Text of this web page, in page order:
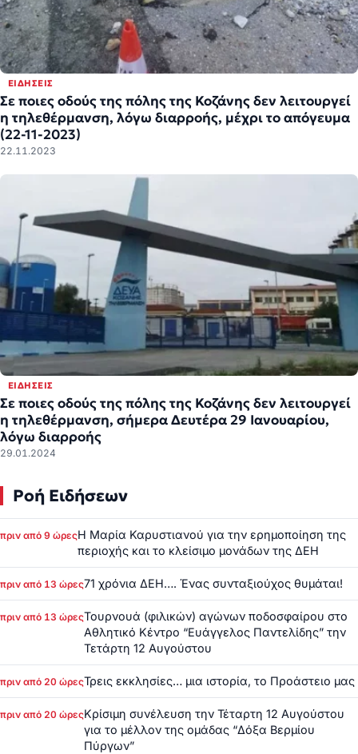
ΕΙΔΉΣΕΙΣ
Σε ποιες οδούς της πόλης της Κοζάνης δεν λειτουργεί
η τηλεθέρμανση, λόγω διαρροής, μέχρι το απόγευμα
(22-11-2023)
22.11.2023
ΕΙΔΉΣΕΙΣ
Σε ποιες οδούς της πόλης της Κοζάνης δεν λειτουργεί
η τηλεθέρμανση, σήμερα Δευτέρα 29 Ιανουαρίου,
λόγω διαρροής
29.01.2024
Ροή Ειδήσεων
πριν από 9 ώρεςΗ Μαρία Καρυστιανού για την ερημοποίηση της
περιοχής και το κλείσιμο μονάδων της ΔΕΗ
πριν από 13 ώρες71 χρόνια ΔΕΗ…. Ένας συνταξιούχος θυμάται!
πριν από 13 ώρεςΤουρνουά (φιλικών) αγώνων ποδοσφαίρου στο
Αθλητικό Κέντρο “Ευάγγελος Παντελίδης” την
Τετάρτη 12 Αυγούστου
πριν από 20 ώρεςΤρεις εκκλησίες… μια ιστορία, το Προάστειο μας
πριν από 20 ώρεςΚρίσιμη συνέλευση την Τέταρτη 12 Αυγούστου
για το μέλλον της ομάδας “Δόξα Βερμίου
Πύργων”